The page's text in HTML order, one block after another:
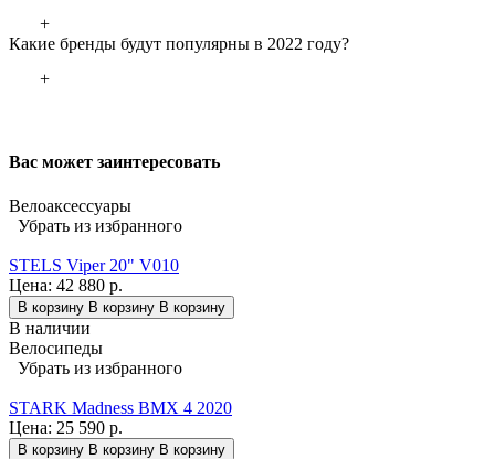
+
Какие бренды будут популярны в 2022 году?
+
Вас может заинтересовать
Велоаксессуары
Убрать из избранного
STELS Viper 20" V010
Цена: 42 880 р.
В корзину В корзину В корзину
В наличии
Велосипеды
Убрать из избранного
STARK Madness BMX 4 2020
Цена: 25 590 р.
В корзину В корзину В корзину